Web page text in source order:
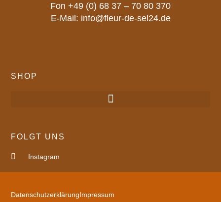
Fon +49 (0) 68 37 – 70 80 370
E-Mail: info@fleur-de-sel24.de
SHOP
FOLGT UNS
Instagram
DatenschutzerklärungImpressum